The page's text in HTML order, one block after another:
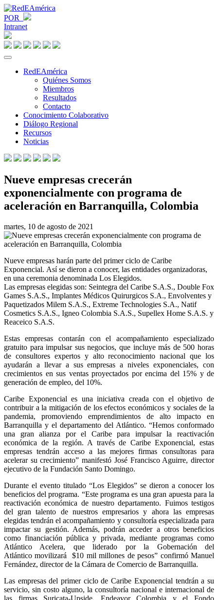
POR
Intranet
RedEAmérica
Quiénes Somos
Miembros
Resultados
Contacto
Conocimiento Colaborativo
Diálogo Regional
Recursos
Noticias
Nueve empresas crecerán
exponencialmente con programa de
aceleración en Barranquilla, Colombia
martes, 10 de agosto de 2021
Nueve empresas harán parte del primer ciclo de Caribe
Exponencial. Así se dieron a conocer, las entidades organizadoras,
en una ceremonia denominada Los Elegidos.
Las empresas elegidas son: Seintegra del Caribe S.A.S., Double Fox
Games S.A.S., Implantes Médicos Quirurgicos S.A., Envolventes y
Paquetizados Milem S.A.S., Extreme Technologies S.A., Natif
Cosmetics S.A.S., Igneo Colombia S.A.S., Supellex Home S.A.S. y
Reaceico S.A.S.
Estas empresas contarán con el acompañamiento especializado
gratuito para impulsar sus negocios, que incluye más de 500 horas
de consultores expertos y alto reconocimiento nacional que los
ayudarán a llevar a sus empresas a niveles exponenciales, con
crecimientos en sus ventas proyectados por encima del 15% y de
generación de empleo, del 10%.
Caribe Exponencial es una iniciativa creada con el objetivo de
contribuir a la mitigación de los efectos económicos y sociales de la
pandemia, promoviendo emprendimientos de alto impacto en
Barranquilla y el departamento del Atlántico. “Hemos conformado
una gran alianza por el Caribe para impulsar la reactivación
económica de la región. A través de Caribe Exponencial, estas
empresas tendrán acceso a las mejores firmas consultoras para
acelerar su crecimiento” manifestó José Francisco Aguirre, director
ejecutivo de la Fundación Santo Domingo.
Durante el evento titulado “Los Elegidos” se dieron a conocer los
beneficios del programa. “Este programa es una gran apuesta para la
reactivación económica de nuestro departamento. Fuimos testigos
del gran talento de nuestros empresarios y ahora las empresas
elegidas tendrán el acompañamiento y consultoría especializada para
impactar su gestión. Además, podrán acceder a otros beneficios
como financiación pública y privada, mediante programas como
Atlántico Acelera, que liderado por la Gobernación del
Atlántico movilizará $10 mil millones de pesos” confirmó Manuel
Fernández, director de la Cámara de Comercio de Barranquilla.
Las empresas del primer ciclo de Caribe Exponencial tendrán a su
servicio, sin costo alguno, la consultoría nacional e internacional de
las firmas Suricata-Upside, Endeavor Colombia y el Fondo